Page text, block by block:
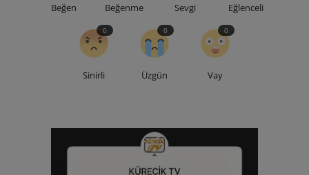
Beğen Beğenme Sevgi Eğlenceli
Sinirli
0
Üzgün
0
Vay
0